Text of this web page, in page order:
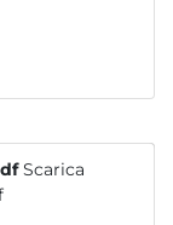
Scarica